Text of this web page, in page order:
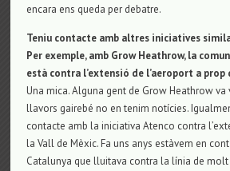
encara ens queda per debatre.
Teniu contacte amb altres iniciatives
Per exemple, amb Grow Heathrow, la
està contra l’extensió de l’aeroport a prop
Una mica. Alguna gent de Grow Heathrow va
llavors gairebé no en tenim notícies.
contacte amb la iniciativa Atenco contra
la Vall de Mèxic. Fa uns anys estàvem en
Catalunya que lluitava contra la línia de molt